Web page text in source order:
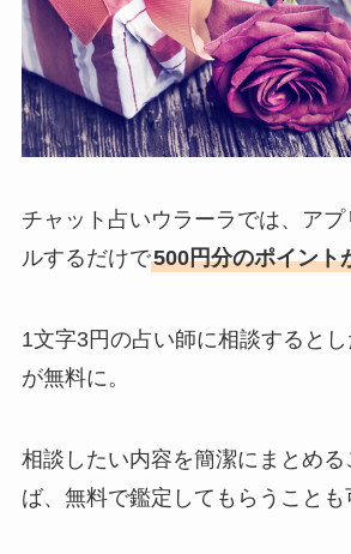
チャット占いウラーラでは、ア
ルするだけで500円分のポイント
1文字3円の占い師に相談すると
が無料に。
相談したい内容を簡潔にまとめ
ば、無料で鑑定してもらうことも